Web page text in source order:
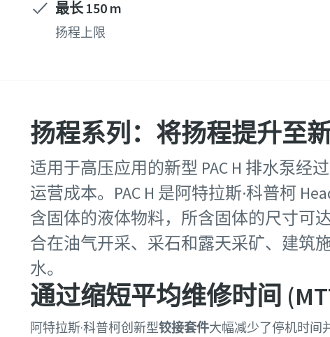
最长 150 m
扬程上限
扬程系列：将扬程提升至
适用于高压应用的新型 PAC H 排水泵经
运营成本。 PAC H 是阿特拉斯·科普柯
含固体的液体物料，所含固体的尺寸可
合在油气开采、采石和露天采矿、建筑
水。
通过缩短平均维修时间
阿特拉斯·科普柯创新型铰接套件大幅减少了停机时间